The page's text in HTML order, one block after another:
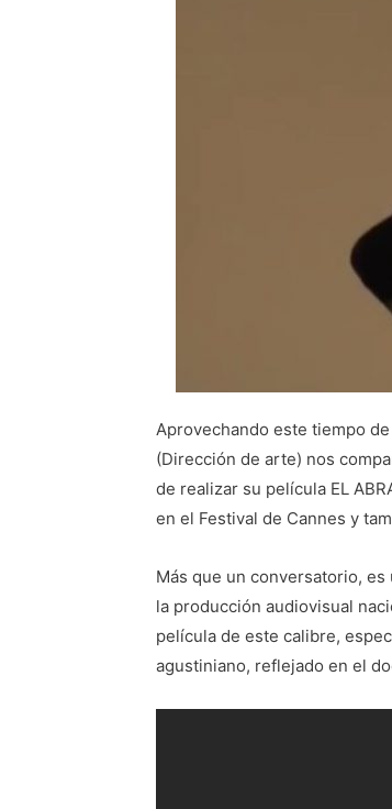
Aprovechando este tiempo
(Dirección de arte) nos
de realizar su película EL
en el Festival de Cannes y
Más que un conversatorio,
la producción audiovisual
película de este calibre,
agustiniano, reflejado en el